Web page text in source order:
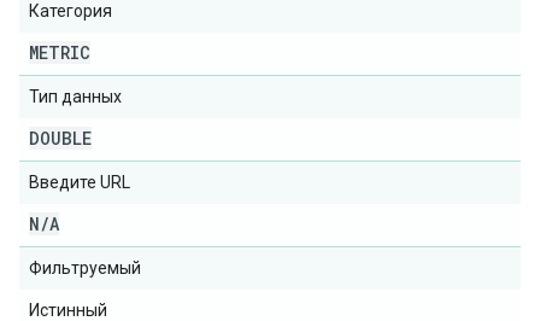
Категория
METRIC
Тип данных
DOUBLE
Введите URL
N/A
Фильтруемый
Истинный